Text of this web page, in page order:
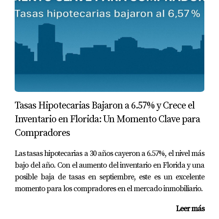
oferta; compara diferentes instituciones
financieras para obtener las mejores
CASOS PRÁCTICOS
Para ilustrar mejor estos puntos, aquí te
inversionistas aprendieron lecciones valiosas.
Caso 1: La Inversión Sin Investigación
Adecuada
Un grupo de inversionistas europeos decidió
comprar una propiedad en Miami sin investigar
adecuadamente el vecindario. Al final, descubrieron
que la zona tenía una alta tasa de criminalidad y
una baja demanda de alquileres. Esto les llevó a
Tasas Hipotecarias Bajaron a 6.57% y Crece el
Inventario en Florida: Un Momento Clave para
Compradores
Las tasas hipotecarias a 30 años cayeron a 6.57%, el nivel más
bajo del año. Con el aumento del inventario en Florida y una
posible baja de tasas en septiembre, este es un excelente
momento para los compradores en el mercado inmobiliario.
Leer más